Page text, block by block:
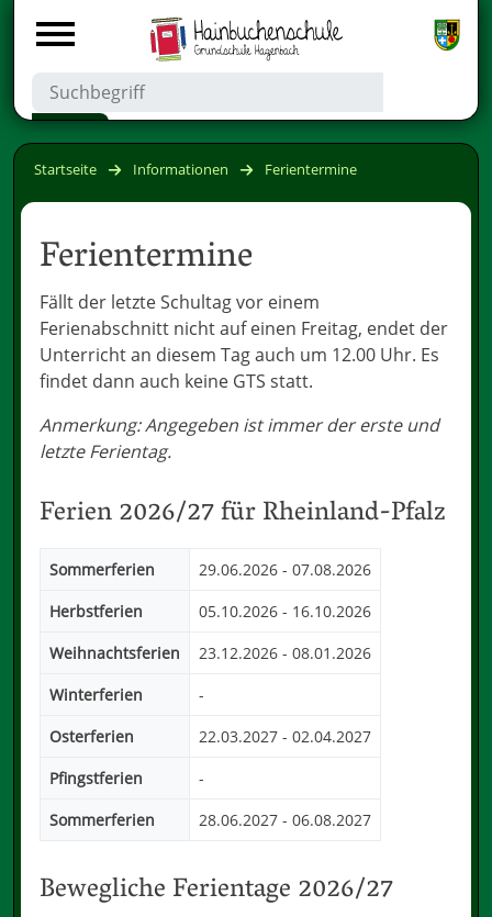
Startseite Informationen Ferientermine
Ferientermine
Fällt der letzte Schultag vor einem
Ferienabschnitt nicht auf einen Freitag, endet der
Unterricht an diesem Tag auch um 12.00 Uhr. Es
findet dann auch keine GTS statt.
Anmerkung: Angegeben ist immer der erste und
letzte Ferientag.
Ferien 2026/27 für Rheinland-Pfalz
Sommerferien
29.06.2026 - 07.08.2026
Herbstferien
05.10.2026 - 16.10.2026
Weihnachtsferien
23.12.2026 - 08.01.2026
Winterferien
-
Osterferien
22.03.2027 - 02.04.2027
Pfingstferien
-
Sommerferien
28.06.2027 - 06.08.2027
Bewegliche Ferientage 2026/27